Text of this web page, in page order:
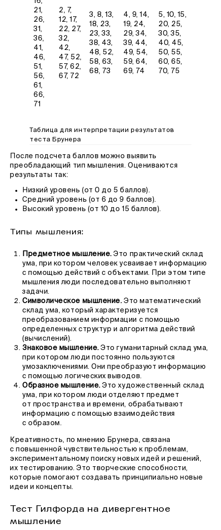
21,
26,
31,
36,
41,
46,
51,
56,
61,
66,
71
2, 7,
12, 17,
22, 27,
32,
42,
47, 52,
57, 62,
67, 72
3, 8, 13,
18, 23,
23, 33,
38, 43,
48, 52,
58, 63,
68, 73
4, 9, 14,
19, 24,
29, 34,
39, 44,
49, 54,
59, 64,
69, 74
5, 10, 15,
20, 25,
30, 35,
40, 45,
50, 55,
60, 65,
70, 75
Таблица для интерпретации результатов
теста Брунера
После подсчета баллов можно выявить
преобладающий тип мышления. Оцениваются
результаты так:
Низкий уровень (от 0 до 5 баллов).
Средний уровень (от 6 до 9 баллов).
Высокий уровень (от 10 до 15 баллов).
Типы мышления:
Предметное мышление.Это практический склад
ума, при котором человек усваивает информацию
с помощью действий с объектами. При этом типе
мышления люди последовательно выполняют
задачи.
Символическое мышление. Это математический
склад ума, который характеризуется
преобразованием информации с помощью
определенных структур и алгоритма действий
(вычислений).
Знаковое мышление. Это гуманитарный склад ума,
при котором люди постоянно пользуются
умозаключениями. Они преобразуют информацию
с помощью логических выводов.
Образное мышление.Это художественный склад
ума, при котором люди отделяют предмет
от пространства и времени, обрабатывают
информацию с помощью взаимодействия
с образом.
Креативность, по мнению Брунера, связана
с повышенной чувствительностью к проблемам,
экспериментальному поиску новых идей и решений,
их тестированию. Это творческие способности,
которые помогают создавать принципиально новые
идеи и концепты.
Тест Гилфорда на дивергентное
мышление